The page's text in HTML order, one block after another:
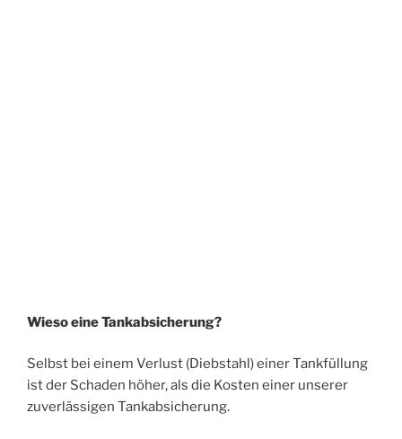
Wieso eine Tankabsicherung?
Selbst bei einem Verlust (Diebstahl) einer Tankfüllung
ist der Schaden höher, als die Kosten einer unserer
zuverlässigen Tankabsicherung.